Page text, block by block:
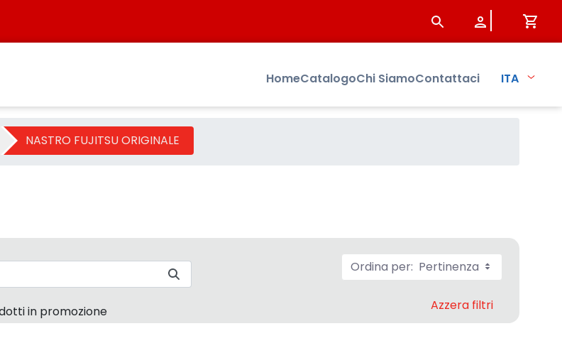
- Sistersbo
HomeCatalogoChi SiamoContattaci ITA
NASTRO FUJITSU ORIGINALE
in promozione
Ordina per: Pertinenza
Azzera filtri